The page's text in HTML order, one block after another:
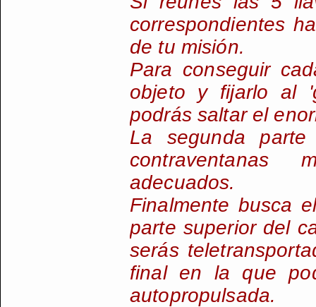
correspondientes
de tu misión.
Para conseguir
objeto y fijarlo al
podrás saltar el
La segunda
contraventanas
adecuados.
Finalmente busca
parte superior del
serás
final en la que
autopropulsada.